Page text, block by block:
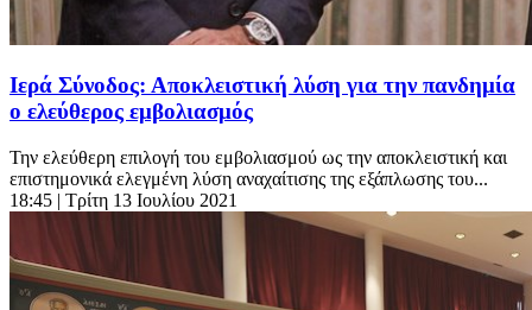
Ιερά Σύνοδος: Αποκλειστική λύση για την πανδημία
ο ελεύθερος εμβολιασμός
Την ελεύθερη επιλογή του εμβολιασμού ως την αποκλειστική και
επιστημονικά ελεγμένη λύση αναχαίτισης της εξάπλωσης του...
18:45 | Τρίτη 13 Ιουλίου 2021